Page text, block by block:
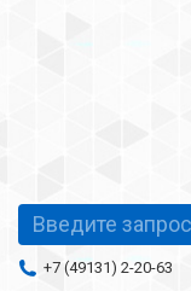
Поиск:
+7 (49131) 2-20-63